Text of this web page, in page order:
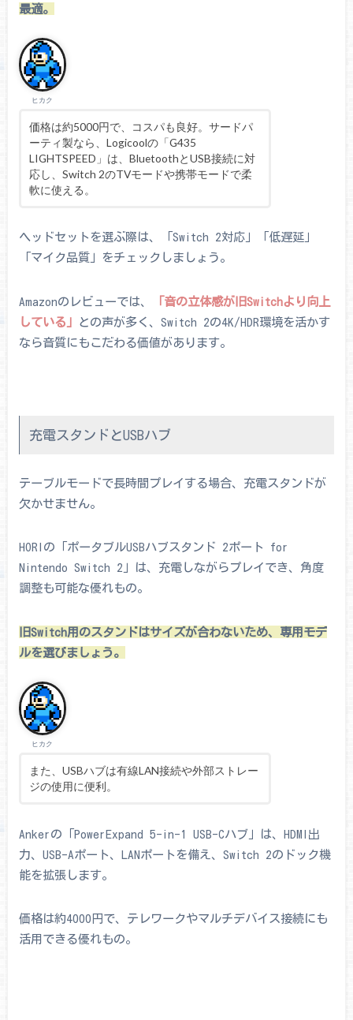
最適。
ヒカク
価格は約5000円で、コスパも良好。サードパ
ーティ製なら、Logicoolの「G435
LIGHTSPEED」は、BluetoothとUSB接続に対
応し、Switch 2のTVモードや携帯モードで柔
軟に使える。
ヘッドセットを選ぶ際は、「Switch 2対応」「低遅延」
「マイク品質」をチェックしましょう。
Amazonのレビューでは、
「音の立体感が旧Switchより向上
している」
との声が多く、Switch 2の4K/HDR環境を活かす
なら音質にもこだわる価値があります。
充電スタンドとUSBハブ
テーブルモードで長時間プレイする場合、充電スタンドが
欠かせません。
HORIの「ポータブルUSBハブスタンド 2ポート for
Nintendo Switch 2」は、充電しながらプレイでき、角度
調整も可能な優れもの。
旧Switch用のスタンドはサイズが合わないため、専用モデ
ルを選びましょう。
ヒカク
また、USBハブは有線LAN接続や外部ストレー
ジの使用に便利。
Ankerの「PowerExpand 5-in-1 USB-Cハブ」は、HDMI出
力、USB-Aポート、LANポートを備え、Switch 2のドック機
能を拡張します。
価格は約4000円で、テレワークやマルチデバイス接続にも
活用できる優れもの。